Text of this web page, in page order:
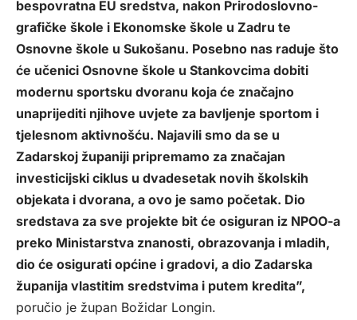
bespovratna EU sredstva, nakon Prirodoslovno-
grafičke škole i Ekonomske škole u Zadru te
Osnovne škole u Sukošanu. Posebno nas raduje što
će učenici Osnovne škole u Stankovcima dobiti
modernu sportsku dvoranu koja će značajno
unaprijediti njihove uvjete za bavljenje sportom i
tjelesnom aktivnošću. Najavili smo da se u
Zadarskoj županiji pripremamo za značajan
investicijski ciklus u dvadesetak novih školskih
objekata i dvorana, a ovo je samo početak. Dio
sredstava za sve projekte bit će osiguran iz NPOO-a
preko Ministarstva znanosti, obrazovanja i mladih,
dio će osigurati općine i gradovi, a dio Zadarska
županija vlastitim sredstvima i putem kredita”,
poručio je župan Božidar Longin.